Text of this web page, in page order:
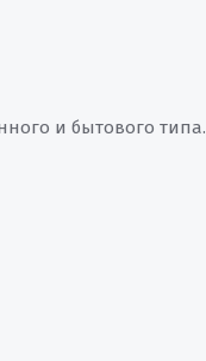
и бытового типа.